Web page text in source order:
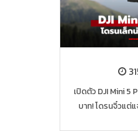
เปิดตัว DJI Mini 5
บาท! โดรนจิ๋วแต่